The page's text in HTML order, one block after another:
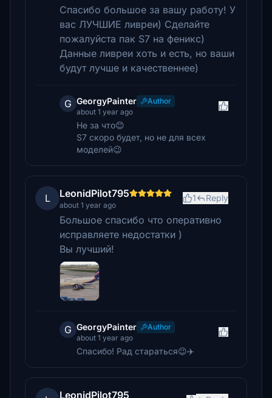
Спасибо большое за вашу работу! У
вас ЛУЧШИЕ ливреи) Сделайте
пожалуйста пак S7 на феникс)
Данные ливреи хоть и есть, но ваши
будут лучше и качественнее)
G GeorgyPainter
Author
about 1 year ago
Не за что😊
S7 скоро будет, но не для всех
моделей😉
L LeonidPilot795
about 1 year ago
1 Reply
Большое спасибо что оперативно
исправляете недостатки )
Вы лучший!
G GeorgyPainter
Author
about 1 year ago
Спасибо! Рад стараться😉✈️
LeonidPilot795